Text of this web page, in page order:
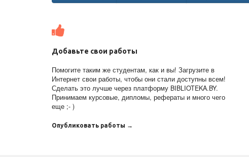
Добавьте свои работы
Помогите таким же студентам, как и вы! Загрузите в
Интернет свои работы, чтобы они стали доступны всем!
Сделать это лучше через платформу BIBLIOTEKA.BY.
Принимаем курсовые, дипломы, рефераты и много чего
еще ;- )
Опубликовать работы →